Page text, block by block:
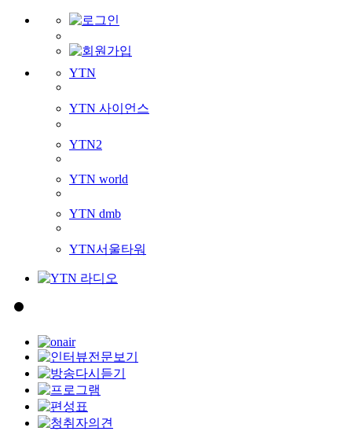
YTN
YTN 사이언스
YTN2
YTN world
YTN dmb
YTN서울타워